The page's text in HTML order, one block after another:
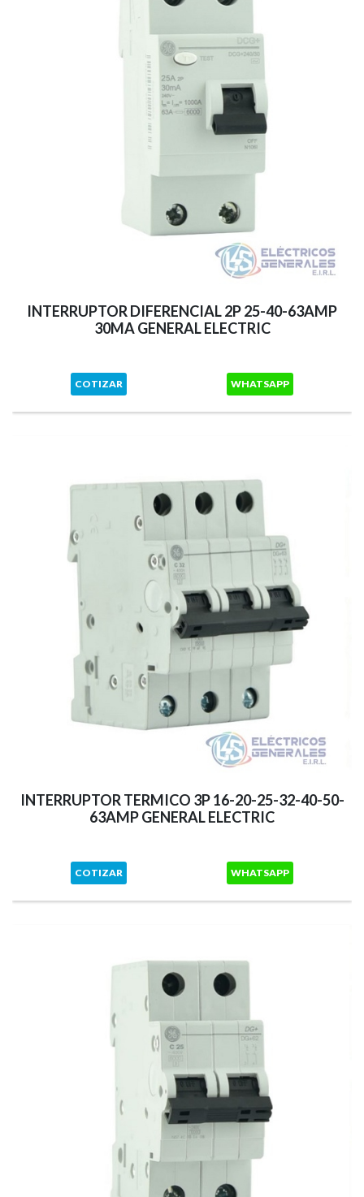
INTERRUPTOR DIFERENCIAL 2P 25-40-63AMP
30MA GENERAL ELECTRIC
COTIZAR WHATSAPP
INTERRUPTOR TERMICO 3P 16-20-25-32-40-50-
63AMP GENERAL ELECTRIC
COTIZAR WHATSAPP